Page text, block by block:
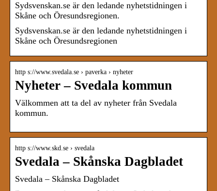
Sydsvenskan.se är den ledande nyhetstidningen i
Skåne och Öresundsregionen.
Sydsvenskan.se är den ledande nyhetstidningen i
Skåne och Öresundsregionen
http s://www.svedala.se › paverka › nyheter
Nyheter – Svedala kommun
Välkommen att ta del av nyheter från Svedala
kommun.
http s://www.skd.se › svedala
Svedala – Skånska Dagbladet
Svedala – Skånska Dagbladet